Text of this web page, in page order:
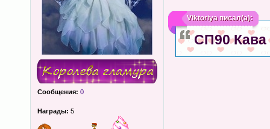
Сообщения: 0
Награды: 5
Viktoriyaписал(а):
СП90 Кава